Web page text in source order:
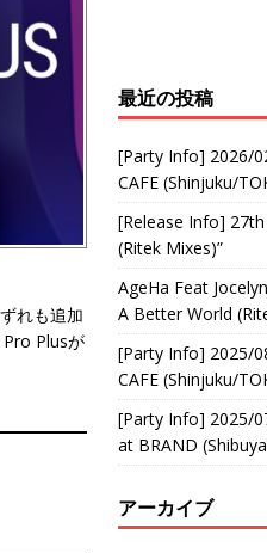
れも追加
Plusが
最近の投稿
[Party Info] 2026/
CAFE (Shinjuku/
[Release Info]
(Ritek Mixes)”
AgeHa Feat
A Better World
[Party Info] 2025/
CAFE (Shinjuku/
[Party Info] 2025/
at BRAND
アーカイブ